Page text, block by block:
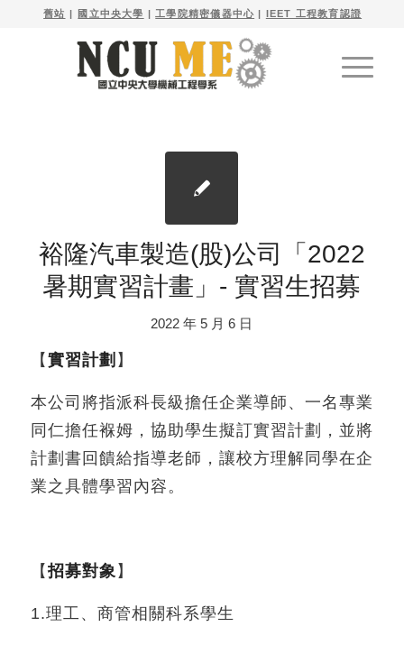
舊站 | 國立中央大學 | 工學院精密儀器中心 | IEET 工程教育認證
裕隆汽車製造(股)公司「2022
暑期實習計畫」- 實習生招募
2022 年 5 月 6 日
【實習計劃 】
本公司將指派科長級擔任企業導師、一名專業
同仁擔任褓姆，協助學生擬訂實習計劃，並將
計劃書回饋給指導老師，讓校方理解同學在企
業之具體學習內容。
【招募對象 】
1.理工、商管相關科系學生